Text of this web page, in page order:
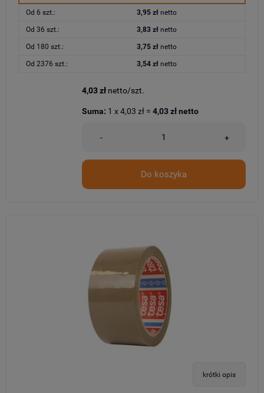
Od 6 szt.: 3,95 złnetto
Od 36 szt.: 3,83 złnetto
Od 180 szt.: 3,75 złnetto
Od 2376 szt.: 3,54 złnetto
4,03 zł netto/szt.
- +
Do koszyka
Suma: 1 x4,03 zł = 4,03 złnetto
krótki opis